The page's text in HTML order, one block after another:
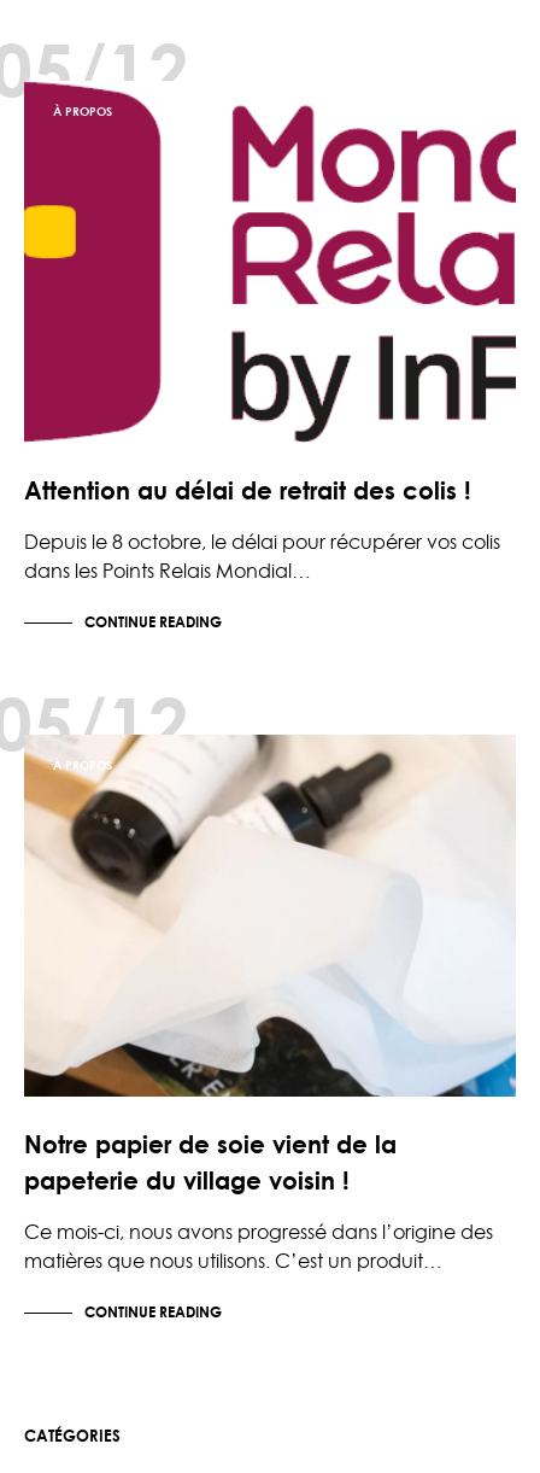
12
À PROPOS
Attention au délai de retrait des colis !
Depuis le 8 octobre, le délai pour récupérer vos colis
dans les Points Relais Mondial…
CONTINUE READING
12
À PROPOS
Notre papier de soie vient de la
papeterie du village voisin !
Ce mois-ci, nous avons progressé dans l’origine des
matières que nous utilisons. C’est un produit…
CONTINUE READING
CATÉGORIES